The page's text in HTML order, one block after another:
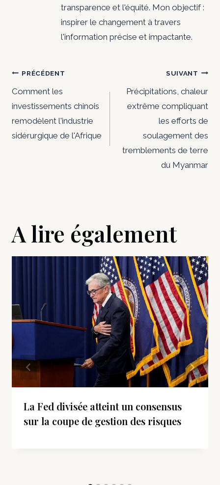
transparence et l'équité. Mon objectif :
inspirer le changement à travers
l'information précise et impactante.
Navigation
de
l’article
PRÉCÉDENT
Comment les
investissements chinois
remodèlent l'industrie
sidérurgique de l'Afrique
SUIVANT
Précipitations, chaleur
extrême compliquant
les efforts de
soulagement des
tremblements de terre
du Myanmar
A lire également
La Fed divisée atteint un consensus
sur la coupe de gestion des risques